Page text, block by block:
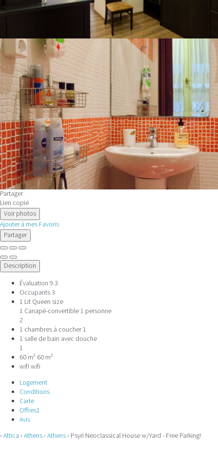
Partager
Lien copié
Voir photos
Ajouter à mes Favoris
Partager
Description
Évaluation 9.3
Occupants3
1 Lit Queen size
1 Canapé-convertible 1 personne
2
1 chambres à coucher 1
1 salle de bain avec douche
1
60 m² 60 m²
wifi wifi
Logement
Conditions
Carte
Offres1
Avis
› Attica › Athens › Athens › Psyri Neoclassical House w/Yard - Free Parking!